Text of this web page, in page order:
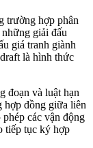
trường hợp phân
giải đấu
giá tranh giành
là hình thức
đoạn và luật hạn
hợp đồng giữa liên
các vận động
tiếp tục ký hợp